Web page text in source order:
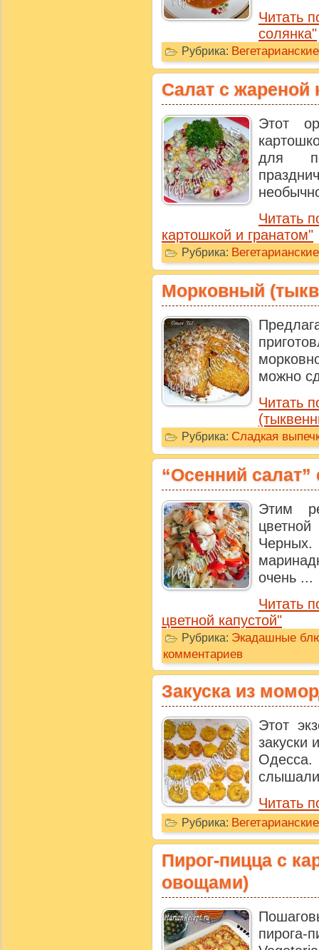
Читать
солянка"
Рубрика:
Салат с жареной
Этот
для
Читать
картошкой и гранатом"
Рубрика:
Морковный
можно
Читать
Рубрика: Сладкая
“Осенний салат”
Этим
очень ...
Читать
цветной капустой"
Рубрика: Экадашные
комментариев
Закуска из
Этот
закуски
Одесса.
Читать
Рубрика:
Пирог-пицца с
овощами)
пирога-